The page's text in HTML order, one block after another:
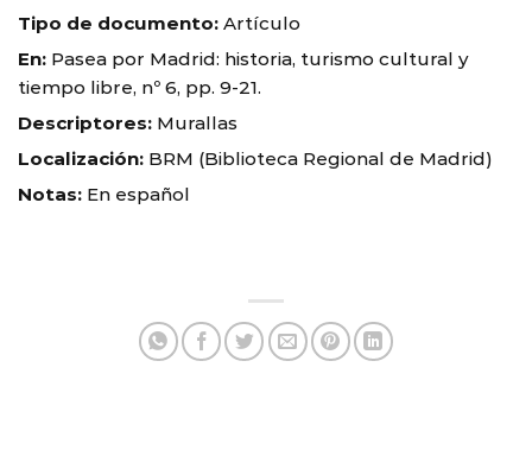
Tipo de documento: Artículo
En: Pasea por Madrid: historia, turismo cultural y
tiempo libre, nº 6, pp. 9-21.
Descriptores: Murallas
Localización: BRM (Biblioteca Regional de Madrid)
Notas: En español